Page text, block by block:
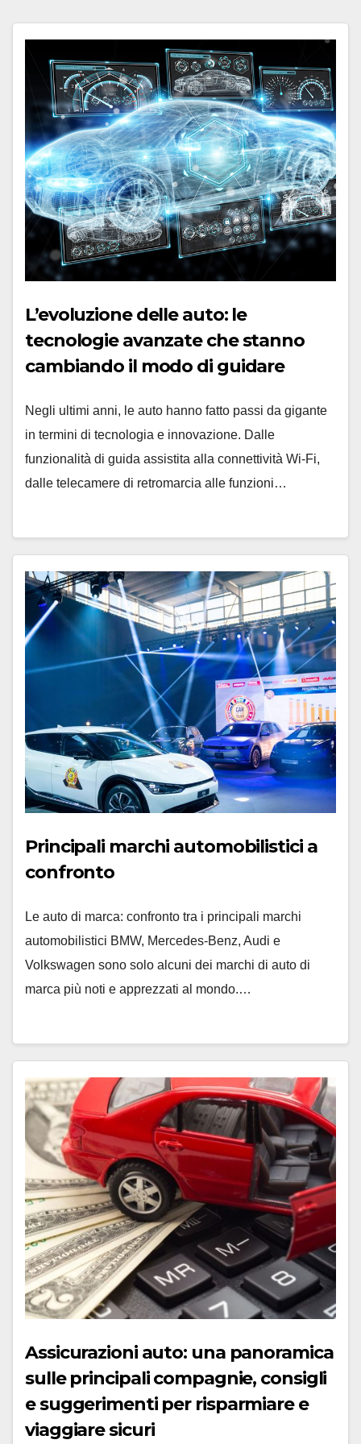
L’evoluzione delle auto: le
tecnologie avanzate che stanno
cambiando il modo di guidare
Negli ultimi anni, le auto hanno fatto passi da gigante
in termini di tecnologia e innovazione. Dalle
funzionalità di guida assistita alla connettività Wi-Fi,
dalle telecamere di retromarcia alle funzioni…
Principali marchi automobilistici a
confronto
Le auto di marca: confronto tra i principali marchi
automobilistici BMW, Mercedes-Benz, Audi e
Volkswagen sono solo alcuni dei marchi di auto di
marca più noti e apprezzati al mondo.…
Assicurazioni auto: una panoramica
sulle principali compagnie, consigli
e suggerimenti per risparmiare e
viaggiare sicuri